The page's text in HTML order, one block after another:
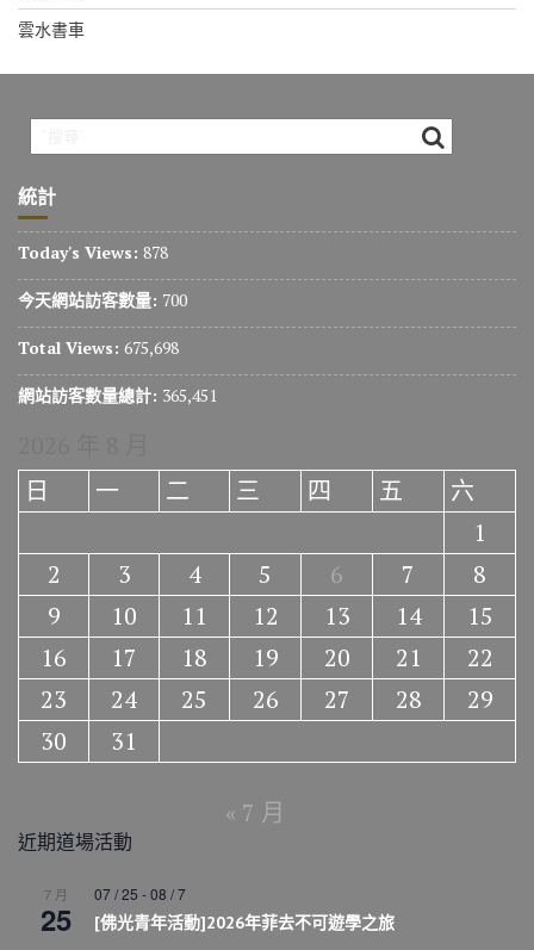
雲水書車
統計
Today's Views: 878
今天網站訪客數量: 700
Total Views: 675,698
網站訪客數量總計: 365,451
日
一 二 三 四 五
六
1
2
3 4 5 6 7
8
9
10 11 12 13 14
15
16
17 18 19 20 21
22
23
24 25 26 27 28
29
30
31
« 7 月
近期道場活動
7 月
25
07 / 25 -08 / 7
[佛光青年活動]2026年菲去不可遊學之旅